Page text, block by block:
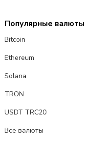
Популярные валюты
Bitcoin
Ethereum
Solana
TRON
USDT TRC20
Все валюты